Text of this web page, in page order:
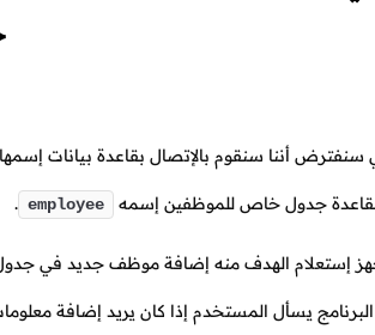
سنفترض أننا سنقوم بالإتصال بقاعدة بيانات إسمها
جدول خاص للموظفين إسمه employee
.
إستعلام الهدف منه إضافة موظف جديد في جدول
يسأل المستخدم إذا كان يريد إضافة